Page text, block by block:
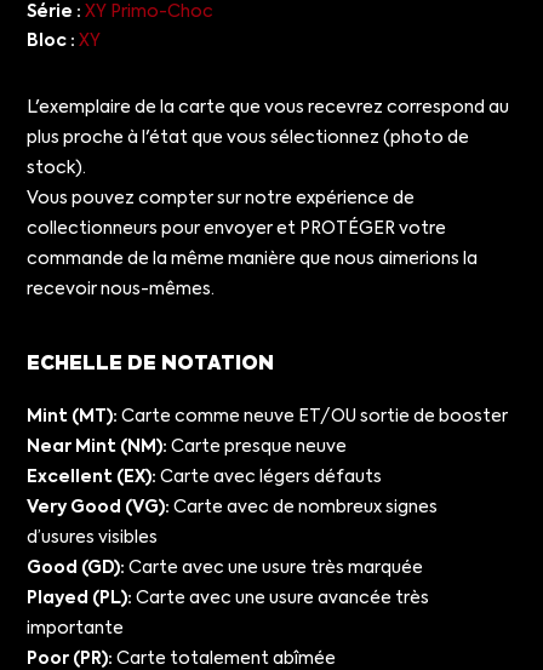
Série : XY Primo-Choc
Bloc : XY
L'exemplaire de la carte que vous recevrez correspond au
plus proche à l'état que vous sélectionnez (photo de
stock).
Vous pouvez compter sur notre expérience de
collectionneurs pour envoyer et PROTÉGER votre
commande de la même manière que nous aimerions la
recevoir nous-mêmes.
ECHELLE DE NOTATION
Mint (MT): Carte comme neuve ET/OU sortie de booster
Near Mint (NM): Carte presque neuve
Excellent (EX): Carte avec légers défauts
Very Good (VG): Carte avec de nombreux signes
d’usures visibles
Good (GD): Carte avec une usure très marquée
Played (PL): Carte avec une usure avancée très
importante
Poor (PR): Carte totalement abîmée